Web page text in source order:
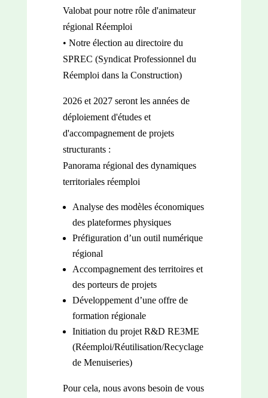
Valobat pour notre rôle d'animateur
régional Réemploi
• Notre élection au directoire du
SPREC (Syndicat Professionnel du
Réemploi dans la Construction)
2026 et 2027 seront les années de
déploiement d'études et
d'accompagnement de projets
structurants :
Panorama régional des dynamiques
territoriales réemploi
Analyse des modèles économiques
des plateformes physiques
Préfiguration d’un outil numérique
régional
Accompagnement des territoires et
des porteurs de projets
Développement d’une offre de
formation régionale
Initiation du projet R&D RE3ME
(Réemploi/Réutilisation/Recyclage
de Menuiseries)
Pour cela, nous avons besoin de vous